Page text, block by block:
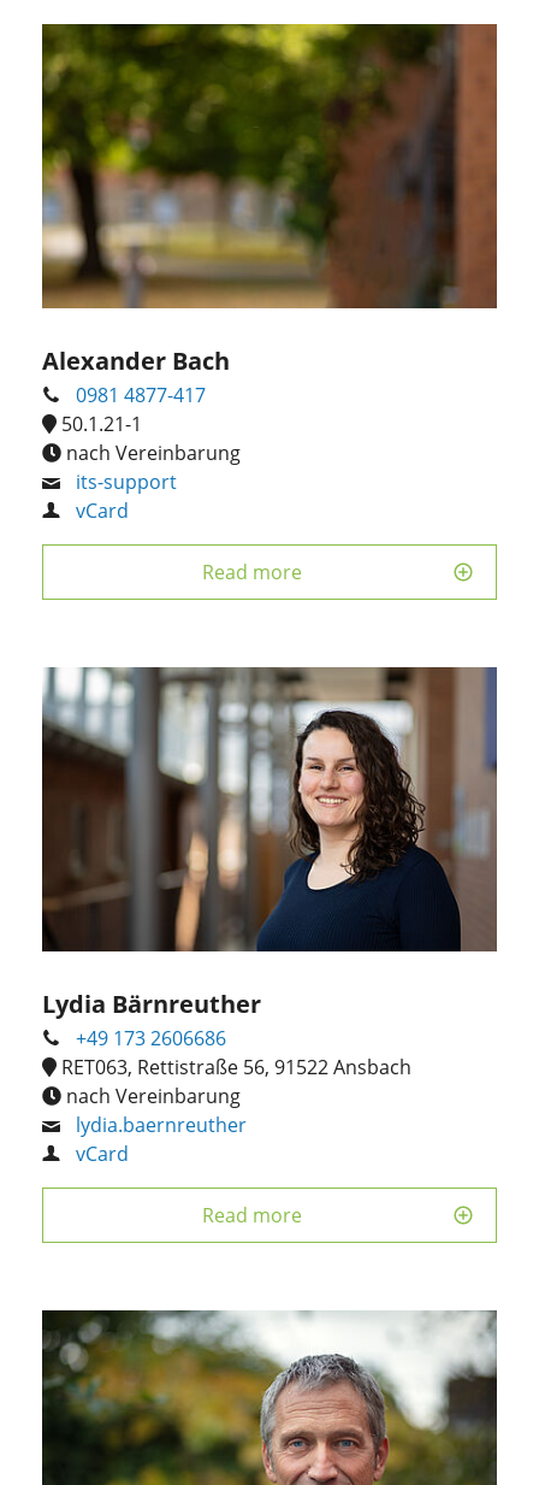
Alexander Bach
0981 4877-417
50.1.21-1
nach Vereinbarung
its-support
vCard
Read more
Lydia Bärnreuther
+49 173 2606686
RET063, Rettistraße 56, 91522 Ansbach
nach Vereinbarung
lydia.baernreuther
vCard
Read more